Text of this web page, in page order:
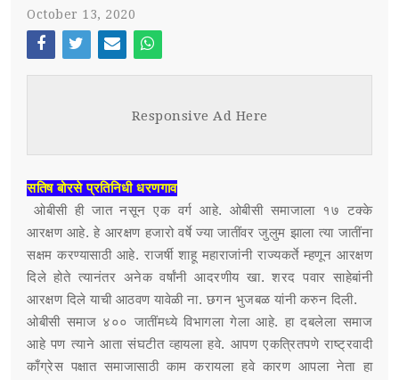
POST WITHOUT SIDEBAR
PARENTAL MENU
PARENTAL MENU
PARENTAL MENU
संपर्क
October 13, 2020
Face
Twi
Ema
Wh
Responsive Ad Here
सतिष बोरसे प्रतिनिधी धरणगाव
ओबीसी ही जात नसून एक वर्ग आहे. ओबीसी समाजाला १७ टक्के
आरक्षण आहे. हे आरक्षण हजारो वर्षे ज्या जातींवर जुलुम झाला त्या जातींना
सक्षम करण्यासाठी आहे. राजर्षी शाहू महाराजांनी राज्यकर्ते म्हणून आरक्षण
दिले होते त्यानंतर अनेक वर्षांनी आदरणीय खा. शरद पवार साहेबांनी
आरक्षण दिले याची आठवण यावेळी ना. छगन भुजबळ यांनी करुन दिली.
ओबीसी समाज ४०० जातींमध्ये विभागला गेला आहे. हा दबलेला समाज
आहे पण त्याने आता संघटीत व्हायला हवे. आपण एकत्रितपणे राष्ट्रवादी
काँग्रेस पक्षात समाजासाठी काम करायला हवे कारण आपला नेता हा